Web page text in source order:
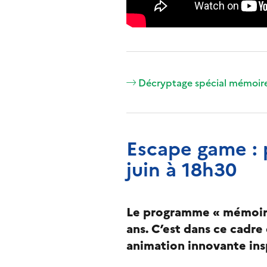
Décryptage spécial
Escape game
juin à 18h30
Le programme «
ans. C’est dans ce
animation innovante